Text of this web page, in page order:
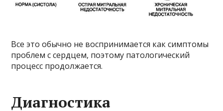
Все это обычно не воспринимается как симптомы
проблем с сердцем, поэтому патологический
процесс продолжается.
Диагностика